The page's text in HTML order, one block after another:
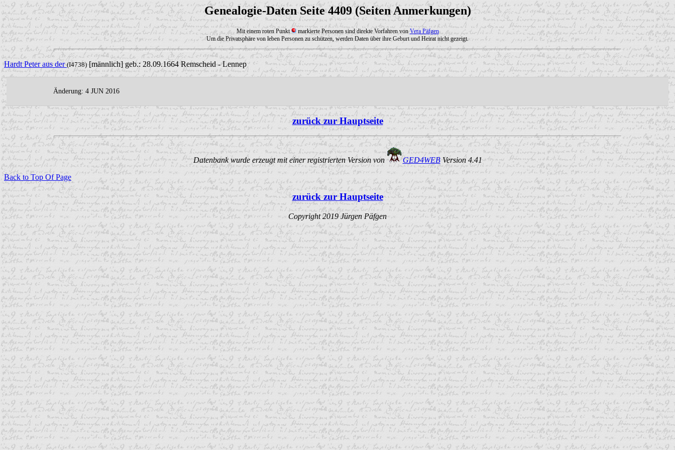
Genealogie-Daten Seite 4409 (Seiten Anmerkungen)
Mit einem roten Punkt markierte Personen sind direkte Vorfahren vonVera Päfgen
Um die Privatsphäre von leben Personen zu schützen, werden Daten über ihre Geburt und Heirat nicht gezeigt.
Hardt Peter aus der(I4738) [männlich] geb.: 28.09.1664 Remscheid - Lennep
Änderung: 4 JUN 2016
zurück zur Hauptseite
Datenbank wurde erzeugt mit einer registrierten Version von GED4WEBVersion 4.41
Back to Top Of Page
zurück zur Hauptseite
Copyright 2019 Jürgen Päfgen